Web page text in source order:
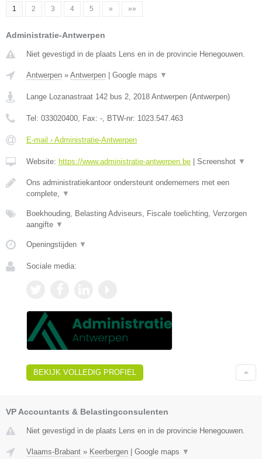
1 2 3 4 5 » »»
Administratie-Antwerpen
Niet gevestigd in de plaats Lens en in de provincie Henegouwen.
Antwerpen » Antwerpen Google maps ▼
Lange Lozanastraat 142 bus 2, 2018 Antwerpen (Antwerpen)
Tel: 033020400, Fax: -, BTW-nr: 1023.547.463
E-mail › Administratie-Antwerpen
Website: https://www.administratie-antwerpen.be Screenshot ▼
Ons administratiekantoor ondersteunt ondernemers met een
complete, ▼
Boekhouding, Belasting Adviseurs, Fiscale toelichting, Verzorgen
aangifte ▼
Openingstijden ▼
Sociale media:
BEKIJK VOLLEDIG PROFIEL
VP Accountants & Belastingconsulenten
Niet gevestigd in de plaats Lens en in de provincie Henegouwen.
Vlaams-Brabant » Keerbergen Google maps ▼